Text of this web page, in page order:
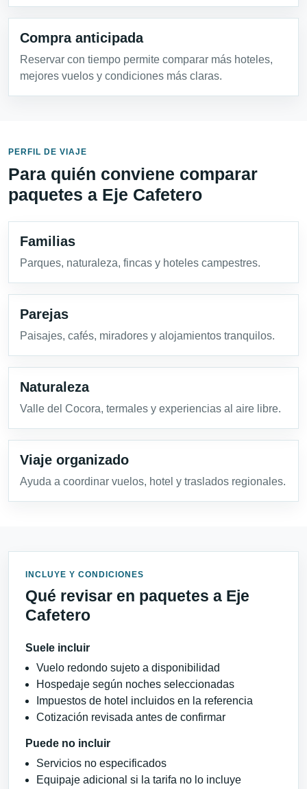
Compra anticipada
Reservar con tiempo permite comparar más hoteles,
mejores vuelos y condiciones más claras.
PERFIL DE VIAJE
Para quién conviene comparar
paquetes a Eje Cafetero
Familias
Parques, naturaleza, fincas y hoteles campestres.
Parejas
Paisajes, cafés, miradores y alojamientos tranquilos.
Naturaleza
Valle del Cocora, termales y experiencias al aire libre.
Viaje organizado
Ayuda a coordinar vuelos, hotel y traslados regionales.
INCLUYE Y CONDICIONES
Qué revisar en paquetes a Eje
Cafetero
Suele incluir
Vuelo redondo sujeto a disponibilidad
Hospedaje según noches seleccionadas
Impuestos de hotel incluidos en la referencia
Cotización revisada antes de confirmar
Puede no incluir
Servicios no especificados
Equipaje adicional si la tarifa no lo incluye